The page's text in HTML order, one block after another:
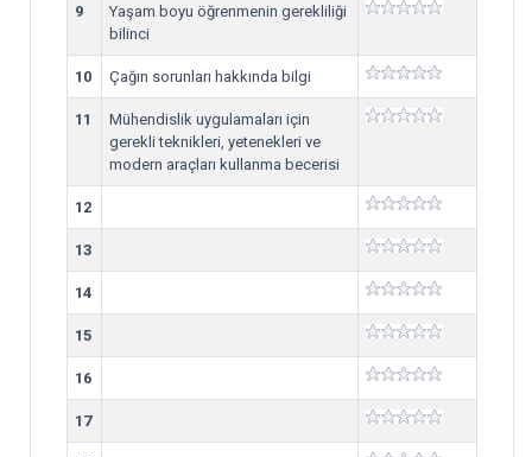
9
Yaşam boyu öğrenmenin gerekliliği
bilinci
10 Çağın sorunları hakkında bilgi
11
Mühendislik uygulamaları için
gerekli teknikleri, yetenekleri ve
modern araçları kullanma becerisi
12
13
14
15
16
17